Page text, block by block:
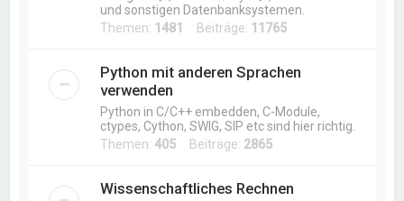
und sonstigen Datenbanksystemen.
Themen: 1481 Beiträge: 11765
Python mit anderen Sprachen
verwenden
Python in C/C++ embedden, C-Module,
ctypes, Cython, SWIG, SIP etc sind hier richtig.
Themen:405 Beiträge: 2865
Wissenschaftliches Rechnen